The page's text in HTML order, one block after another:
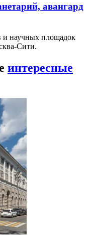
авангард
и научных площадок
Сити.
интересные